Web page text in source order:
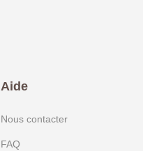
Aide
Nous contacter
FAQ